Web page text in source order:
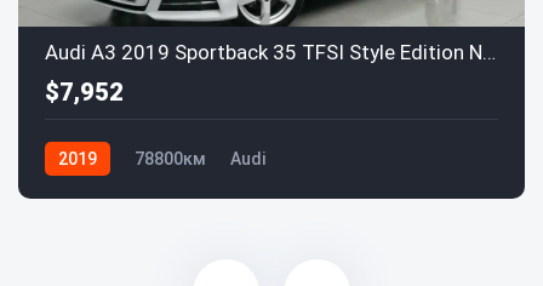
Audi A3 2019 Sportback 35 TFSI Style Edition National V
$7,952
2019 78800км Audi